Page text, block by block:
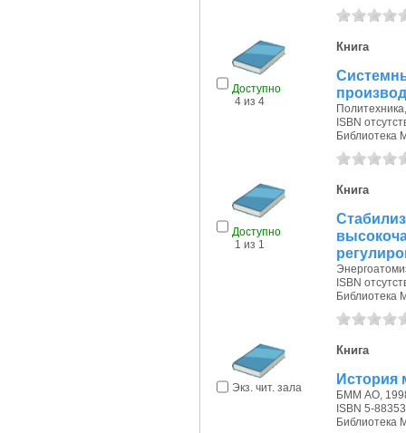
Доступно
4 из 4
Книга
ISBN
Доступно
1 из 1
Книга
ISBN
Экз. чит. зала
Книга
История
БММ АО,
ISBN 5-
Библиотека